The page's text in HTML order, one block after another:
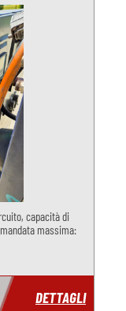
capacità di
massima:
DETTAGLI